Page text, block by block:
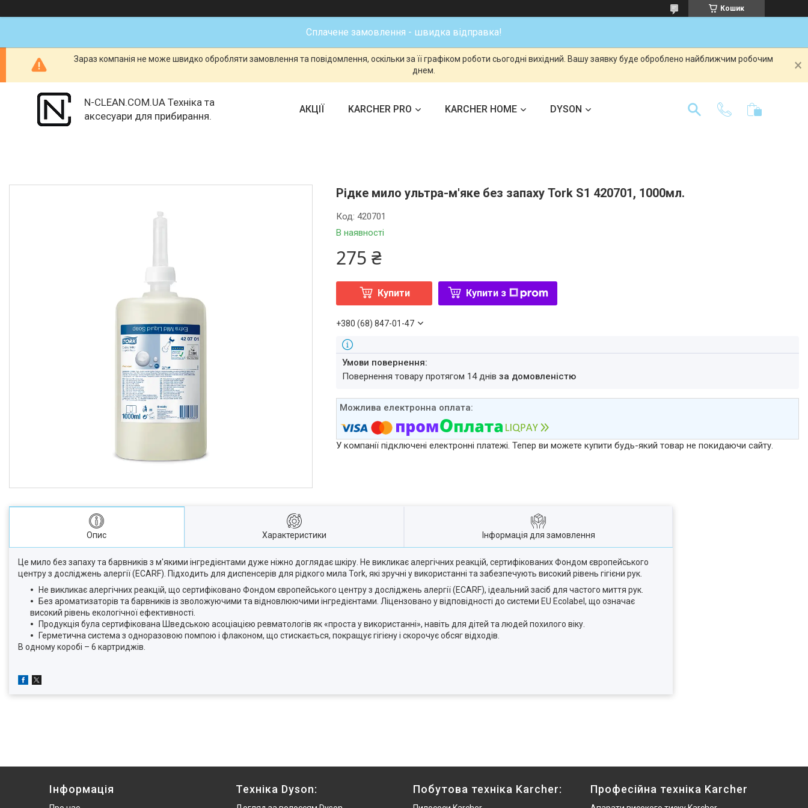
Кошик
Сплачене замовлення - швидка відправка!
Зараз компанія не може швидко обробляти замовлення та повідомлення, оскільки за її графіком роботи сьогодні вихідний. Вашу заявку буде оброблено найближчим робочим
днем.
N-CLEAN.COM.UA Техніка та
аксесуари для прибирання.
АКЦІЇ KARCHER PRO KARCHER HOME DYSON
Рідке мило ультра-м'яке без запаху Tork S1 420701, 1000мл.
В наявності
Код:420701
275 ₴
Купити Купити з
+380 (68) 847-01-47
повернення товару протягом 14 днівза домовленістю
У компанії підключені електронні платежі. Тепер ви можете купити будь-який товар не покидаючи сайту.
Опис Характеристики Інформація для замовлення
Це мило без запаху та барвників з м'якими інгредієнтами дуже ніжно доглядає шкіру. Не викликає алергічних реакцій, сертифікованих Фондом європейського
центру з досліджень алергії (ECARF). Підходить для диспенсерів для рідкого мила Tork, які зручні у використанні та забезпечують високий рівень гігієни рук
Не викликає алергічних реакцій, що сертифіковано Фондом європейського центру з досліджень алергії (ECARF), ідеальний засіб для частого миття рук.
Без ароматизаторів та барвників із зволожуючими та відновлюючими інгредієнтами. Ліцензовано у відповідності до системи EU Ecolabel, що означає
високий рівень екологічної ефективності.
Продукція була сертифікована Шведською асоціацією ревматологів як «проста у використанні», навіть для дітей та людей похилого віку.
Герметична система з одноразовою помпою і флаконом, що стискається, покращує гігієну і скорочує обсяг відходів.
В одному коробі – 6 картриджів.
Інформація Техніка Dyson: Побутова техніка Karcher: Професійна техніка Karcher